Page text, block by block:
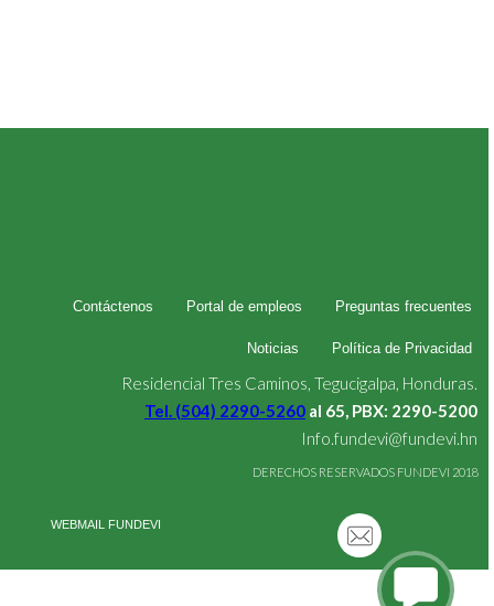
Contáctenos Portal de empleos Preguntas frecuentes
Noticias Política de Privacidad
Residencial Tres Caminos, Tegucigalpa, Honduras.
Tel. (504) 2290-5260 al 65, PBX: 2290-5200
Info.fundevi@fundevi.hn
DERECHOS RESERVADOS FUNDEVI 2018
WEBMAIL FUNDEVI